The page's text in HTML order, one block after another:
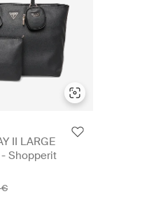
II LARGE
- Shopperit
€